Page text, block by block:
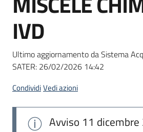
strumenti
acquisto
Supporto
telematiche
IVD
Ultimo aggiornamento da Sistema
SATER: 26/02/2026 14:42
CondividiVedi azioni
Avviso 11